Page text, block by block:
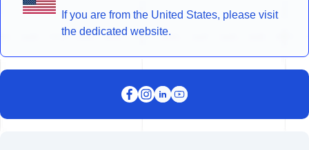
If you are from the United States, please visit
the dedicated website.